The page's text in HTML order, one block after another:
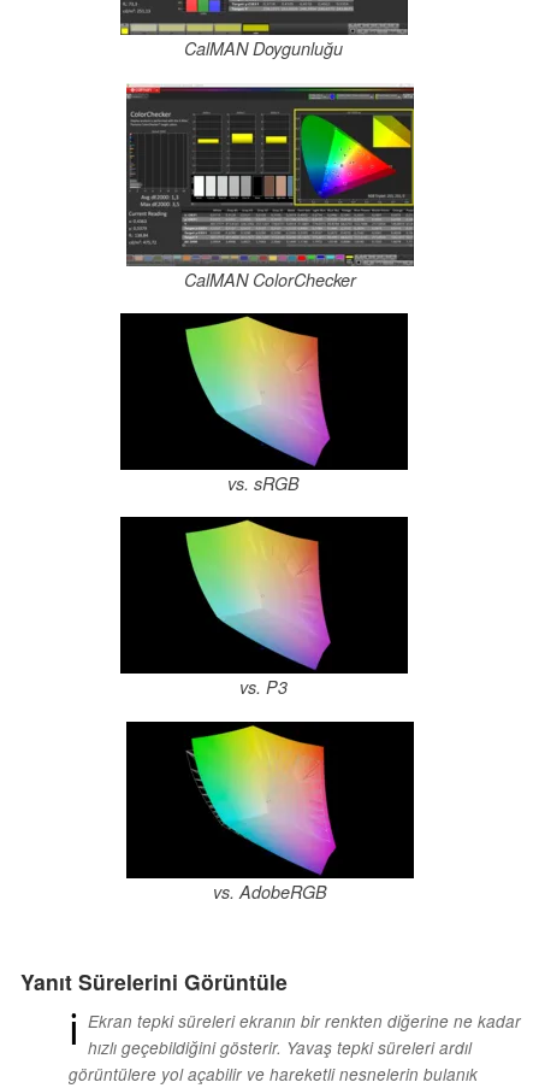
CalMAN Doygunluğu
CalMAN ColorChecker
vs. sRGB
vs. P3
vs. AdobeRGB
Yanıt Sürelerini Görüntüle
ℹ Ekran tepki süreleri ekranın bir renkten diğerine ne kadar
hızlı geçebildiğini gösterir. Yavaş tepki süreleri ardıl
görüntülere yol açabilir ve hareketli nesnelerin bulanık